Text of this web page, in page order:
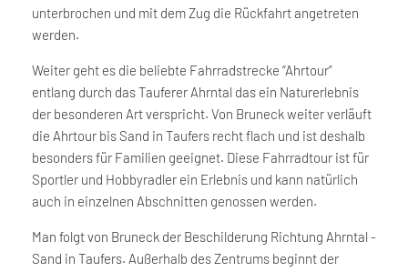
unterbrochen und mit dem Zug die Rückfahrt angetreten
werden.
Weiter geht es die beliebte Fahrradstrecke “Ahrtour”
entlang durch das Tauferer Ahrntal das ein Naturerlebnis
der besonderen Art verspricht. Von Bruneck weiter verläuft
die Ahrtour bis Sand in Taufers recht flach und ist deshalb
besonders für Familien geeignet. Diese Fahrradtour ist für
Sportler und Hobbyradler ein Erlebnis und kann natürlich
auch in einzelnen Abschnitten genossen werden.
Man folgt von Bruneck der Beschilderung Richtung Ahrntal -
Sand in Taufers. Außerhalb des Zentrums beginnt der